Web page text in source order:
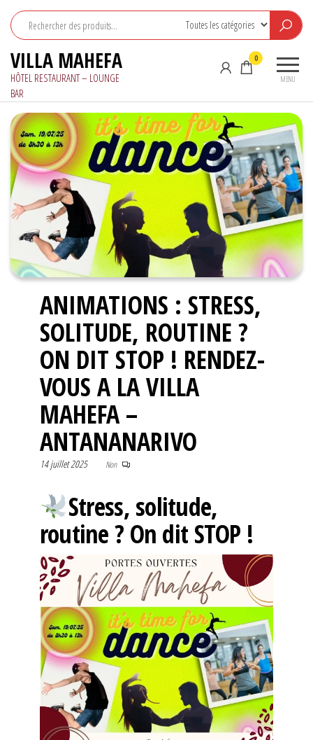
contenu
VILLA MAHEFA
HÔTEL RESTAURANT – LOUNGE
BAR
MENU
0
ANIMATIONS : STRESS,
SOLITUDE, ROUTINE ?
ON DIT STOP ! RENDEZ-
VOUS A LA VILLA
MAHEFA –
ANTANANARIVO
14 juillet 2025 Non
Stress, solitude,
routine ? On dit STOP !